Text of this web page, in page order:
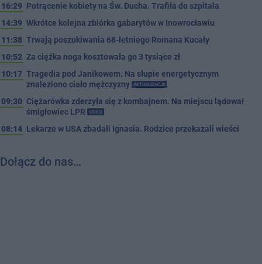
16:29 Potrącenie kobiety na Św. Ducha. Trafiła do szpitala
14:39 Wkrótce kolejna zbiórka gabarytów w Inowrocławiu
11:38 Trwają poszukiwania 68-letniego Romana Kucały
10:52 Za ciężka noga kosztowała go 3 tysiące zł
10:17 Tragedia pod Janikowem. Na słupie energetycznym
znaleziono ciało mężczyzny
AKTUALIZACJA
09:30 Ciężarówka zderzyła się z kombajnem. Na miejscu lądował
śmigłowiec LPR
VIDEO
08:14 Lekarze w USA zbadali Ignasia. Rodzice przekazali wieści
Dołącz do nas…